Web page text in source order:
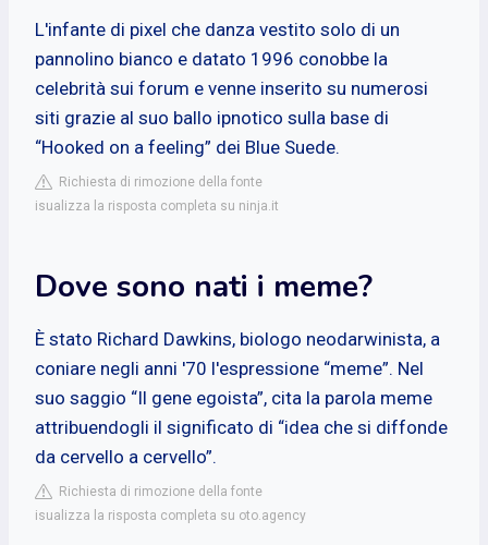
L'infante di pixel che danza vestito solo di un
pannolino bianco e datato 1996 conobbe la
celebrità sui forum e venne inserito su numerosi
siti grazie al suo ballo ipnotico sulla base di
“Hooked on a feeling” dei Blue Suede.
Richiesta di rimozione della fonte
isualizza la risposta completa su ninja.it
Dove sono nati i meme?
È stato Richard Dawkins, biologo neodarwinista, a
coniare negli anni '70 l'espressione “meme”. Nel
suo saggio “Il gene egoista”, cita la parola meme
attribuendogli il significato di “idea che si diffonde
da cervello a cervello”.
Richiesta di rimozione della fonte
isualizza la risposta completa su oto.agency